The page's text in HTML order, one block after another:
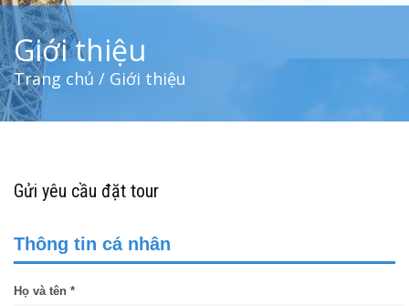
Giới thiệu
Trang chủ / Giới thiệu
Gửi yêu cầu đặt tour
Thông tin cá nhân
Họ và tên *